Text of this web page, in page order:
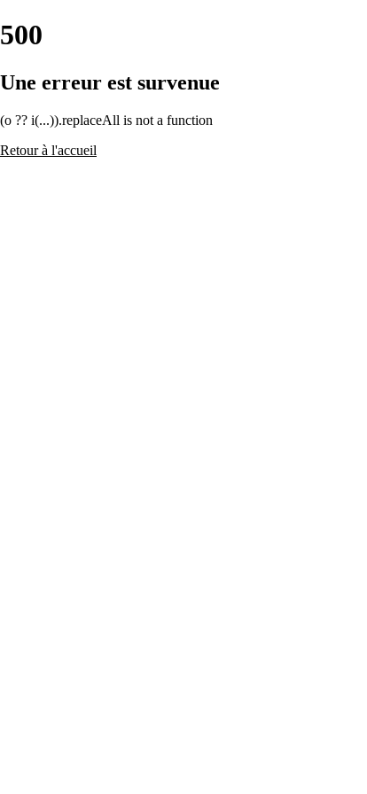
500
Une erreur est survenue
(o ?? i(...)).replaceAll is not a function
Retour à l'accueil